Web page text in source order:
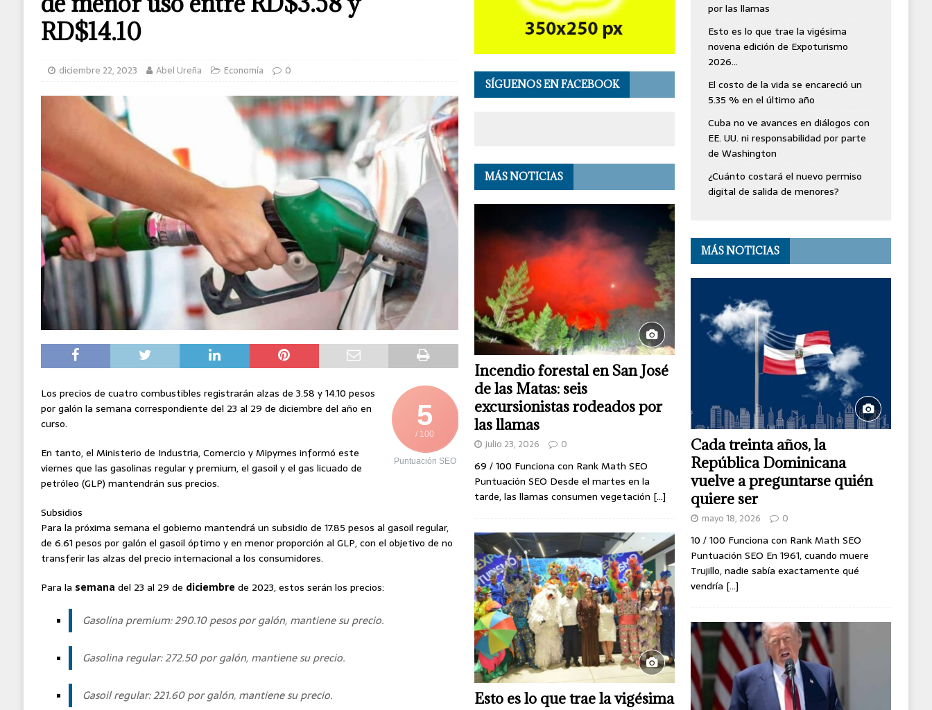
RD$14.10
diciembre 22, 2023 Abel Ureña Economía 0
5
/ 100
Puntuación SEO
Los precios de cuatro combustibles registrarán alzas de 3.58 y 14.10 pesos
por galón la semana correspondiente del 23 al 29 de diciembre del año en
curso.
En tanto, el Ministerio de Industria, Comercio y Mipymes informó este
viernes que las gasolinas regular y premium, el gasoil y el gas licuado de
petróleo (GLP) mantendrán sus precios.
Subsidios
Para la próxima semana el gobierno mantendrá un subsidio de 17.85 pesos al gasoil regular,
de 6.61 pesos por galón el gasoil óptimo y en menor proporción al GLP, con el objetivo de no
transferir las alzas del precio internacional a los consumidores.
Para la semana del 23 al 29 de diciembre de 2023, estos serán los precios:
Gasolina premium: 290.10 pesos por galón, mantiene su precio.
Gasolina regular: 272.50 por galón, mantiene su precio.
Gasoil regular: 221.60 por galón, mantiene su precio.
SÍGUENOS EN FACEBOOK
MÁS NOTICIAS
Incendio forestal en San José
de las Matas: seis
excursionistas rodeados por
las llamas
julio 23, 2026 0
69 / 100 Funciona con Rank Math SEO
Puntuación SEO Desde el martes en la
tarde, las llamas consumen vegetación [...]
Esto es lo que trae la vigésima
por las llamas
Esto es lo que trae la vigésima
novena edición de Expoturismo
2026…
El costo de la vida se encareció un
5.35 % en el último año
Cuba no ve avances en diálogos con
EE. UU. ni responsabilidad por parte
de Washington
¿Cuánto costará el nuevo permiso
digital de salida de menores?
MÁS NOTICIAS
Cada treinta años, la
República Dominicana
vuelve a preguntarse quién
quiere ser
mayo 18, 2026 0
10 / 100 Funciona con Rank Math SEO
Puntuación SEO En 1961, cuando muere
Trujillo, nadie sabía exactamente qué
vendría [...]